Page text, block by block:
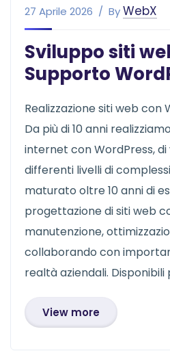
27 Aprile 2026 ByWebX
Sviluppo siti
Supporto
Realizzazione siti web con
Da più di 10 anni
internet con WordPress,
differenti livelli di
maturato oltre 10 anni di
progettazione di siti web
manutenzione,
collaborando con
realtà aziendali.
View more